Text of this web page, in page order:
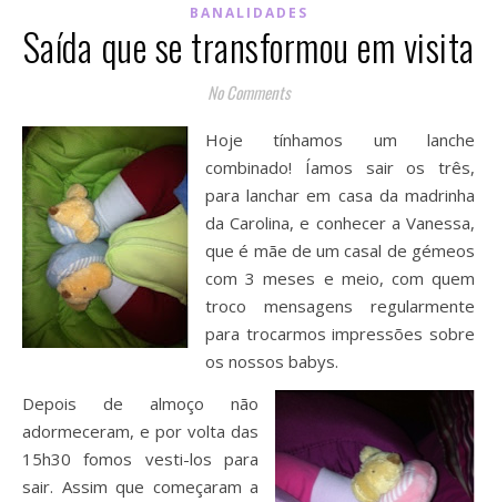
BANALIDADES
Saída que se transformou em visita
No Comments
Hoje tínhamos um lanche
combinado! Íamos sair os três,
para lanchar em casa da madrinha
da Carolina, e conhecer a Vanessa,
que é mãe de um casal de gémeos
com 3 meses e meio, com quem
troco mensagens regularmente
para trocarmos impressões sobre
os nossos babys.
Depois de almoço não
adormeceram, e por volta das
15h30 fomos vesti-los para
sair. Assim que começaram a